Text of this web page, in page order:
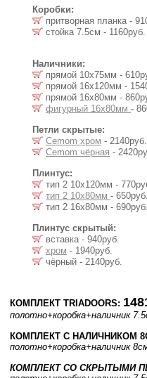
Коробки:
притворная планка -
стойка 7.5cм - 1160руб.
Наличники:
прямой 10х75мм -
прямой 16х120мм -
прямой 16х80мм -
фигурный 16х80мм -
Петли скрытые:
Cemom хром - 2140руб.
Cemom чёрная -
Плинтус:
тип 2 10х120мм -
тип 2 10х80мм - 650руб.
тип 2 16х80мм - 690руб.
Плинтус скрытый:
вставка - 940руб.
хром - 1940руб.
чёрный - 2140руб.
КОМПЛЕКТ TRIADOORS:
полотно+коробка+наличник
КОМПЛЕКТ С НАЛИЧНИКОМ
полотно+коробка+наличник
КОМПЛЕКТ СО СКРЫТЫМИ